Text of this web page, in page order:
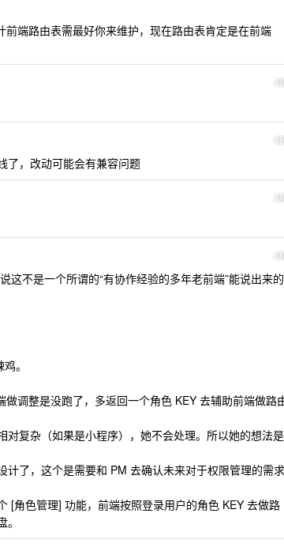
端路由表需最好你来维护，现在路由表肯定是在前端
10
11
了，改动可能会有兼容问题
12
13
不是一个所谓的“有协作经验的多年老前端”能说出来的
。
调整是没跑了，多返回一个角色 KEY 去辅助前端做路
复杂（如果是小程序），她不会处理。所以她的想法是
了，这个是需要和 PM 去确认未来对于权限管理的需求
[角色管理] 功能，前端按照登录用户的角色 KEY 去做路